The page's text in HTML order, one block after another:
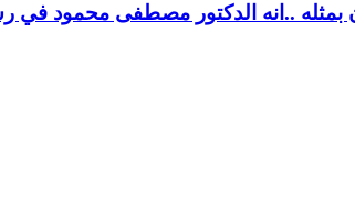
..انه الدكتور مصطفى محمود في